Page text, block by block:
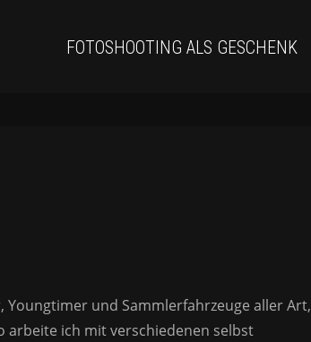
FOTOSHOOTING ALS GESCHENK
und Sammlerfahrzeuge aller Art,
arbeite ich mit verschiedenen selbst